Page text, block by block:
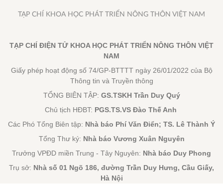
TẠP CHÍ KHOA HỌC PHÁT TRIỂN NÔNG THÔN VIỆT NAM
TẠP CHÍ ĐIỆN TỬ KHOA HỌC PHÁT TRIỂN NÔNG THÔN VIỆT
NAM
Giấy phép hoạt động số 74/GP-BTTTT ngày 26/01/2022 của Bộ
Thông tin và Truyền thông
TỔNG BIÊN TẬP: GS.TSKH Trần Duy Quý
Chủ tịch HĐBT: PGS.TS.VS Đào Thế Anh
Các Phó Tổng Biên tập: Nhà báo Phí Văn Điển; TS. Lê Thành Ý
Tổng Thư ký: Nhà báo Vương Xuân Nguyên
Trưởng VPĐD miền Trung - Tây Nguyên: Nhà báo Duy Phong
Trụ sở: Nhà số 01 Ngõ 186, đường Trần Duy Hưng, Cầu Giấy,
Hà Nội